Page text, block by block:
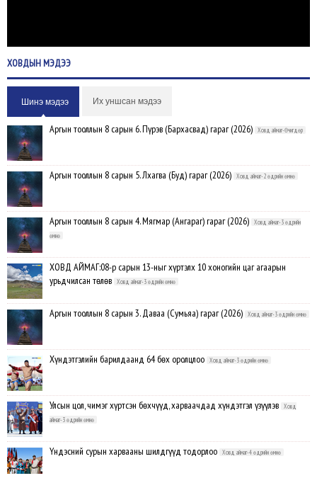
ХОВДЫНМЭДЭЭ
Шинэ мэдээ Их уншсан мэдээ
Аргын тооллын 8 сарын 6. Пүрэв (Бархасвад) гараг (2026) Ховд аймаг-Өчигдөр
Аргын тооллын 8 сарын 5. Лхагва (Буд) гараг (2026) Ховд аймаг-2 өдрийн өмнө
Аргын тооллын 8 сарын 4. Мягмар (Ангараг) гараг (2026)
Ховд аймаг-3 өдрийн
өмнө
ХОВД АЙМАГ:08-р сарын 13-ныг хүртэлх 10 хоногийн цаг агаарын
урьдчилсан төлөв
Ховд аймаг-3 өдрийн өмнө
Аргын тооллын 8 сарын 3. Даваа (Сумьяа) гараг (2026) Ховд аймаг-3 өдрийн өмнө
Хүндэтгэлийн барилдаанд 64 бөх оролцлоо Ховд аймаг-3 өдрийн өмнө
Улсын цол, чимэг хүртсэн бөхчүүд, харваачдад хүндэтгэл үзүүлэв
Ховд
аймаг-3 өдрийн өмнө
Үндэсний сурын харвааны шилдгүүд тодорлоо Ховд аймаг-4 өдрийн өмнө